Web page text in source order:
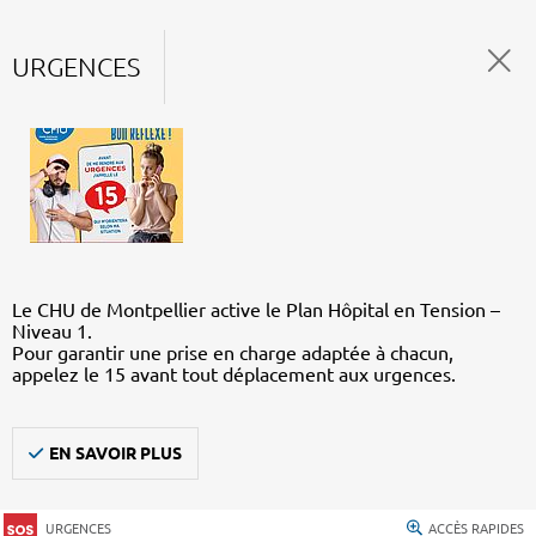
URGENCES
Le CHU de Montpellier active le Plan Hôpital en Tension –
Niveau 1.
Pour garantir une prise en charge adaptée à chacun,
appelez le 15 avant tout déplacement aux urgences.
EN SAVOIR PLUS
URGENCES ACCÈS RAPIDES